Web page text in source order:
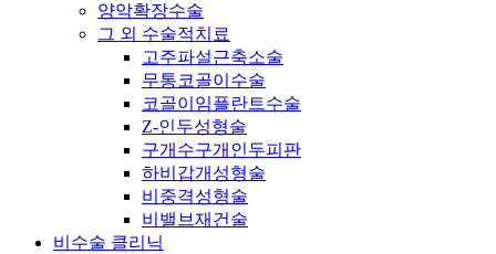
양악확장수술
그 외 수술적치료
고주파설근축소술
무통코골이수술
코골이임플란트수술
Z-인두성형술
구개수구개인두피판
하비갑개성형술
비중격성형술
비밸브재건술
비수술 클리닉